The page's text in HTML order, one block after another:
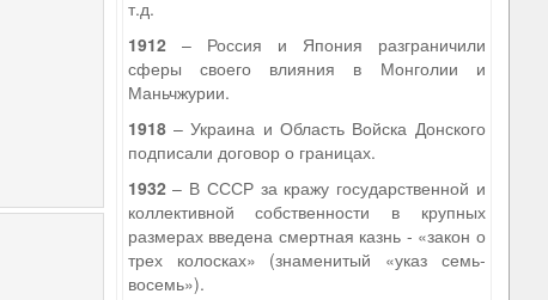
т.д.
1912– Россия и Япония разграничили
сферы своего влияния в Монголии и
Маньчжурии.
1918– Украина и Область Войска Донского
подписали договор о границах.
1932– В СССР за кражу государственной и
коллективной собственности в крупных
размерах введена смертная казнь - «закон о
трех колосках» (знаменитый «указ семь-
восемь»).